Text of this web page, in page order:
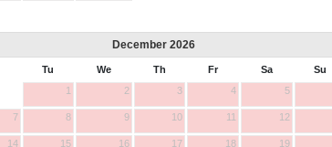
December 2026
Tu We Th Fr Sa
Su
1
2 3 4 5
7 8 9 10 11 12
14 15 16 17 18 19